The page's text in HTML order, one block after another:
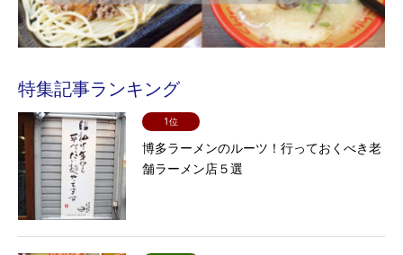
特集記事ランキング
1位
博多ラーメンのルーツ！行っておくべき老
舗ラーメン店５選